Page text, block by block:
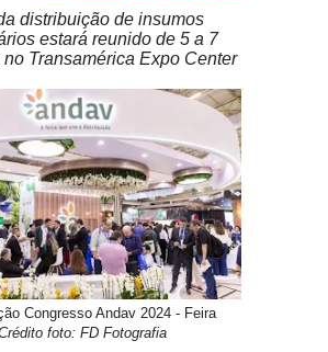
distribuição de insumos
estará reunido de 5 a 7
Transamérica Expo Center
Congresso Andav 2024 - Feira
foto: FD Fotografia